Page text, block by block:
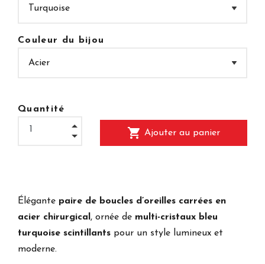
Couleur du bijou
Quantité
shopping_cart Ajouter au panier
Élégante paire de boucles d’oreilles carrées en
acier chirurgical , ornée de multi-cristaux bleu
turquoise scintillants pour un style lumineux et
moderne.